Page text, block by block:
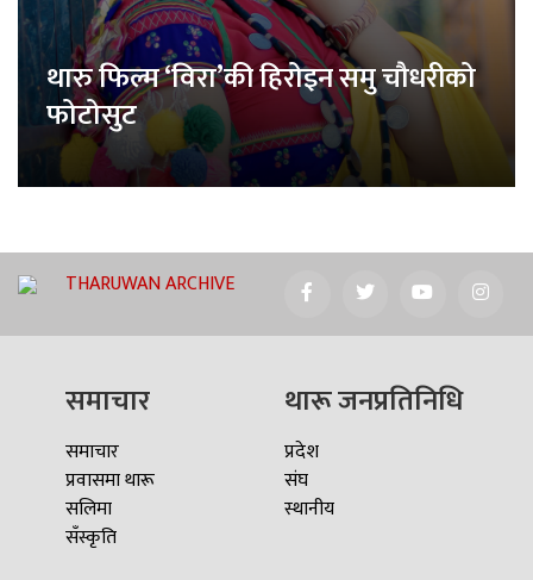
थारु फिल्म ‘विरा’की हिरोइन समु चौधरीको
फोटोसुट
THARUWAN ARCHIVE
समाचार
समाचार
प्रवासमा थारू
सलिमा
सँस्कृति
थारू जनप्रतिनिधि
प्रदेश
संघ
स्थानीय